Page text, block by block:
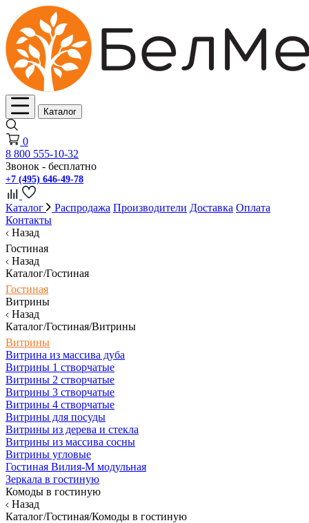
Каталог
0
8 800 555-10-32
Звонок - бесплатно
+7 (495) 646-49-78
Каталог Распродажа Производители Доставка Оплата
Контакты
Назад
Гостиная
Назад
Каталог/Гостиная
Гостиная
Витрины
Назад
Каталог/Гостиная/Витрины
Витрины
Витрина из массива дуба
Витрины 1 створчатые
Витрины 2 створчатые
Витрины 3 створчатые
Витрины 4 створчатые
Витрины для посуды
Витрины из дерева и стекла
Витрины из массива сосны
Витрины угловые
Гостиная Вилия-М модульная
Зеркала в гостиную
Комоды в гостиную
Назад
Каталог/Гостиная/Комоды в гостиную